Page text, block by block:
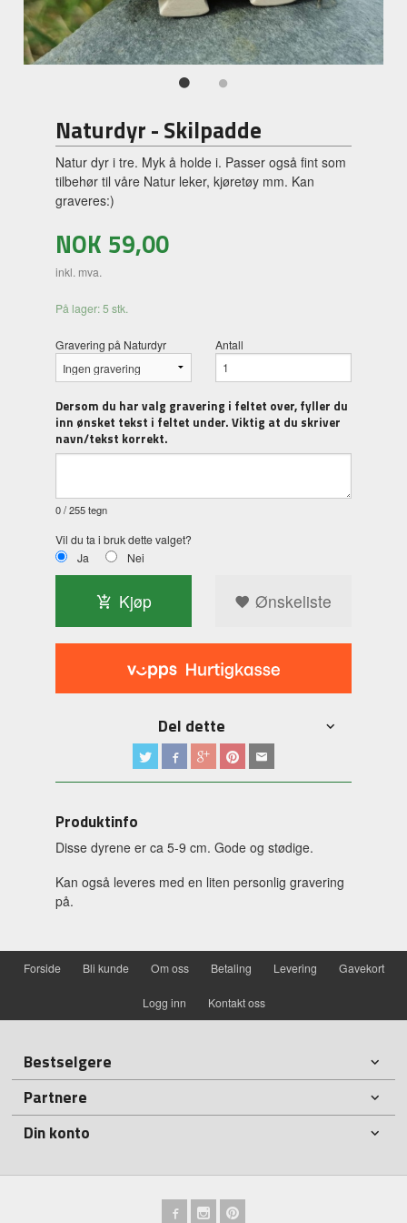
Naturdyr - Skilpadde
Natur dyr i tre. Myk å holde i. Passer også fint som
tilbehør til våre Natur leker, kjøretøy mm. Kan
graveres:)
NOK 59,00
inkl. mva.
På lager: 5 stk.
Gravering på Naturdyr Antall
Dersom du har valg gravering i feltet over, fyller du
inn ønsket tekst i feltet under. Viktig at du skriver
navn/tekst korrekt.
0/ 255 tegn
Vil du ta i bruk dette valget?
Ja
Nei
Kjøp Ønskeliste
Del dette
Produktinfo
Disse dyrene er ca 5-9 cm. Gode og stødige.
Kan også leveres med en liten personlig gravering
på.
Forside Bli kunde Om oss Betaling Levering Gavekort
Logg inn Kontakt oss
Bestselgere
Partnere
Din konto